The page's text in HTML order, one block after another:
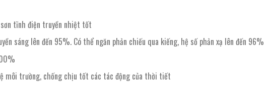
tĩnh điện truyền nhiệt tốt
sáng lên đến 95%. Có thể ngăn phản chiếu qua kiếng, hệ số phản xạ lên đến 96%
môi trường, chống chịu tốt các tác động của thời tiết